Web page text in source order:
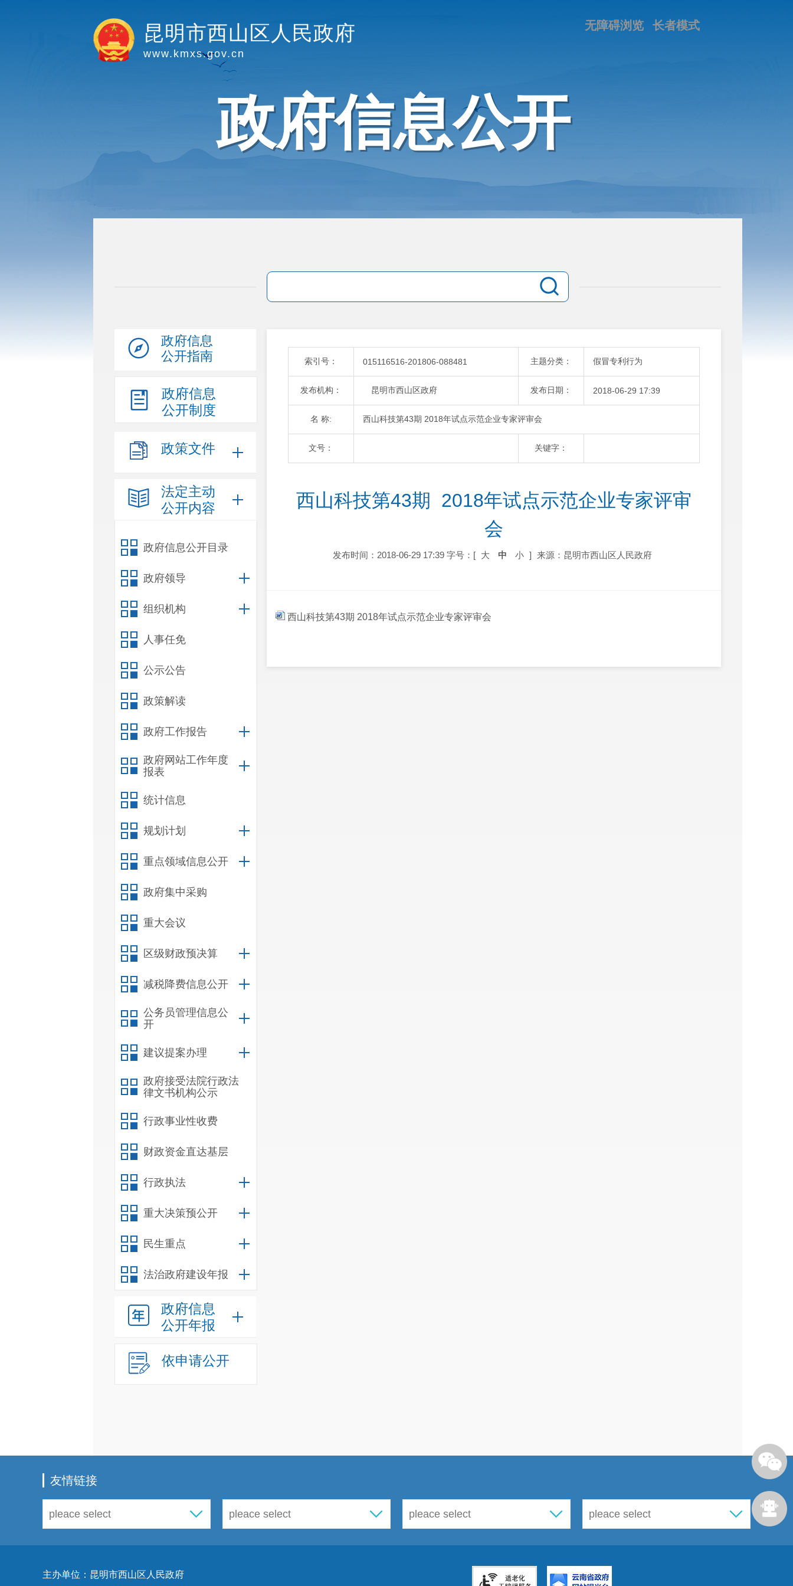
昆明市西山区人民政府
www.kmxs.gov.cn
长者模式
无障碍浏览
政府信息公开
政府信息
公开指南
政府信息
公开制度
政策文件
法定主动
公开内容
政府信息公开目录
政府领导
组织机构
人事任免
公示公告
政策解读
政府工作报告
政府网站工作年度
报表
统计信息
规划计划
重点领域信息公开
政府集中采购
重大会议
区级财政预决算
减税降费信息公开
公务员管理信息公
开
建议提案办理
政府接受法院行政法
律文书机构公示
行政事业性收费
财政资金直达基层
行政执法
重大决策预公开
民生重点
法治政府建设年报
政府信息
公开年报
依申请公开
索引号： 015116516-201806-088481 主题分类： 假冒专利行为
发布机构： 昆明市西山区政府 发布日期： 2018-06-29 17:39
名 称: 西山科技第43期 2018年试点示范企业专家评审会
文号： 关键字：
西山科技第43期  2018年试点示范企业专家评审
会
发布时间：2018-06-29 17:39 字号：[ 大 中 小 ] 来源：昆明市西山区人民政府
西山科技第43期 2018年试点示范企业专家评审会
友情链接
主办单位：昆明市西山区人民政府